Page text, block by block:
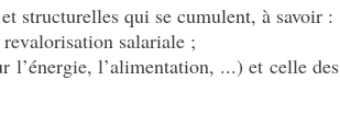
structurelles qui se cumulent, à savoir :
salariale ;
l’énergie, l’alimentation, ...) et celle des